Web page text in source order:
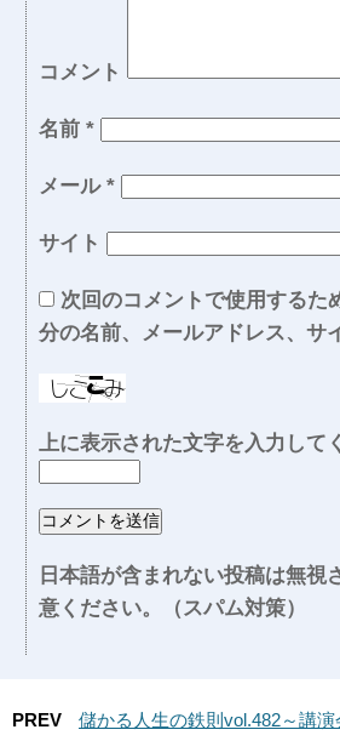
コメント
名前 *
メール *
サイト
次回のコメントで使用するた
分の名前、メールアドレス、サ
上に表示された文字を入力して
日本語が含まれない投稿は無視
意ください。（スパム対策）
PREV
儲かる人生の鉄則vol.482～講演